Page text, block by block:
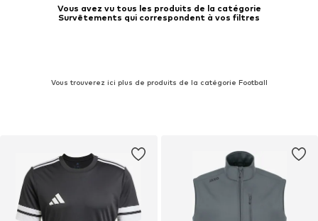
Vous avez vu tous les produits de la catégorie
Survêtements qui correspondent à vos filtres
Vous trouverez ici plus de produits de la catégorie Football